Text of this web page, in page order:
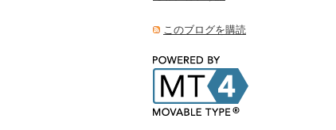
このブログを購読